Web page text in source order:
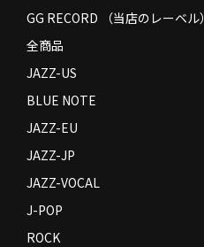
GG RECORD （当店のレーベル）
全商品
JAZZ-US
BLUE NOTE
JAZZ-EU
JAZZ-JP
JAZZ-VOCAL
J-POP
ROCK